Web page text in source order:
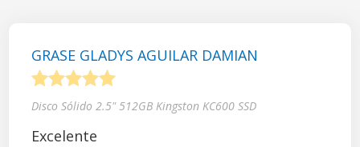
GRASE GLADYS AGUILAR DAMIAN
Disco Sólido 2.5" 512GB Kingston KC600 SSD
Excelente